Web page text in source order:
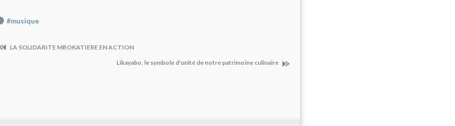
#musique
LA SOLIDARITE MBOKATIERE EN ACTION
Likayabo, le symbole d'unité de notre patrimoine culinaire